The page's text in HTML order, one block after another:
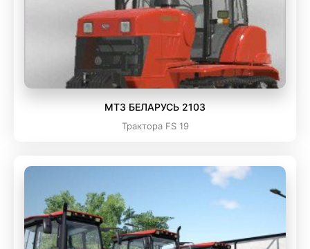
МТЗ БЕЛАРУСЬ 2103
Трактора FS 19